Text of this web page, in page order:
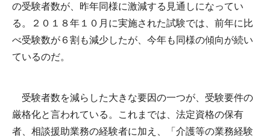
の受験者数が、昨年同様に激減する見通しになってい
る。２０１８年１０月に実施された試験では、前年に比
べ受験数が６割も減少したが、今年も同様の傾向が続い
ているのだ。
受験者数を減らした大きな要因の一つが、受験要件の
厳格化と言われている。これまでは、法定資格の保有
者、相談援助業務の経験者に加え、「介護等の業務経験